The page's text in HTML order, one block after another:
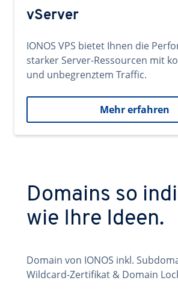
vServer
IONOS VPS bietet Ihnen die
starker Server-Ressourcen mit
und unbegrenztem Traffic.
Mehr erfahren
Domains so
wie Ihre Ideen.
Domain von IONOS inkl.
Wildcard-Zertifikat & Domain